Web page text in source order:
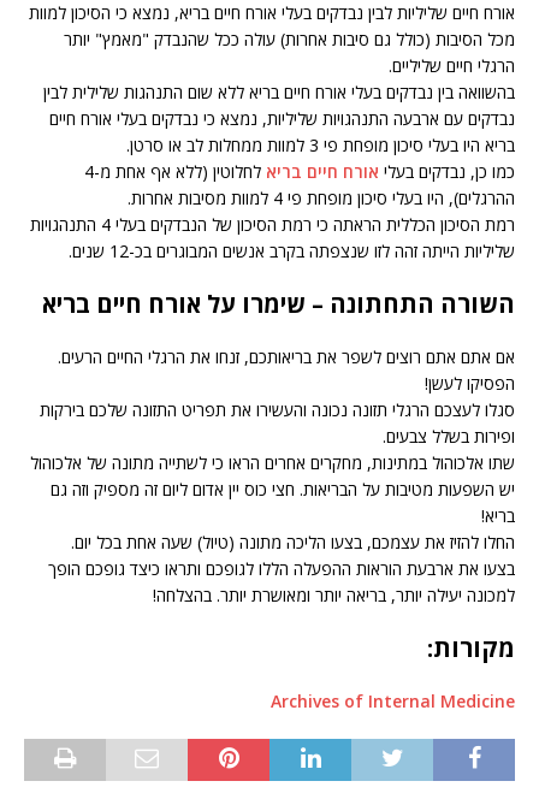
אורח חיים שליליות לבין נבדקים בעלי אורח חיים בריא, נמצא כי הסיכון למוות
מכל הסיבות (כולל גם סיבות אחרות) עולה ככל שהנבדק "מאמץ" יותר
הרגלי חיים שליליים.
בהשוואה בין נבדקים בעלי אורח חיים בריא ללא שום התנהגות שלילית לבין
נבדקים עם ארבעה התנהגויות שליליות, נמצא כי נבדקים בעלי אורח חיים
בריא היו בעלי סיכון מופחת פי 3 למוות ממחלות לב או סרטן.
כמו כן, נבדקים בעלי אורח חיים בריא
לחלוטין (ללא אף אחת מ-4
ההרגלים), היו בעלי סיכון מופחת פי 4 למוות מסיבות אחרות.
רמת הסיכון הכללית הראתה כי רמת הסיכון של הנבדקים בעלי 4 התנהגויות
שליליות הייתה זהה לזו שנצפתה בקרב אנשים המבוגרים בכ-12 שנים.
השורה התחתונה – שימרו על אורח חיים בריא
אם אתם אתם רוצים לשפר את בריאותכם, זנחו את הרגלי החיים הרעים.
הפסיקו לעשן!
סגלו לעצכם הרגלי תזונה נכונה והעשירו את תפריט התזונה שלכם בירקות
ופירות בשלל צבעים.
שתו אלכוהול במתינות, מחקרים אחרים הראו כי לשתייה מתונה של אלכוהול
יש השפעות מטיבות על הבריאות. חצי כוס יין אדום ליום זה מספיק וזה גם
בריא!
החלו להזיז את עצמכם, בצעו הליכה מתונה (טיול) שעה אחת בכל יום.
בצעו את ארבעת הוראות ההפעלה הללו לגופכם ותראו כיצד גופכם הופך
למכונה יעילה יותר, בריאה יותר ומאושרת יותר. בהצלחה!
מקורות:
Archives of Internal Medicine